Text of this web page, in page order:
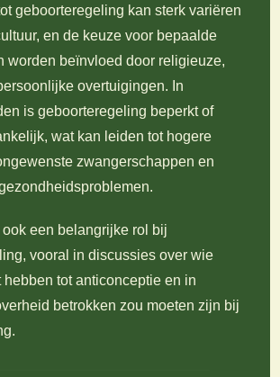
geboorteregeling kan sterk variëren
en de keuze voor bepaalde
worden beïnvloed door religieuze,
overtuigingen. In
is geboorteregeling beperkt of
wat kan leiden tot hogere
zwangerschappen en
een belangrijke rol bij
vooral in discussies over wie
hebben tot anticonceptie en in
betrokken zou moeten zijn bij